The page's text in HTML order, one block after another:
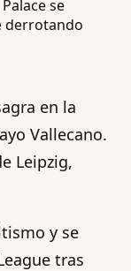
en la
Vallecano.
Leipzig,
y se
tras